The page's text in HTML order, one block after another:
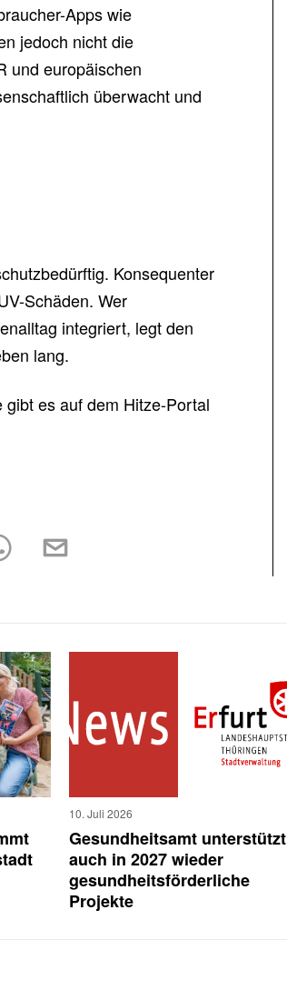
Apps wie
jedoch nicht die
und europäischen
überwacht und
Konsequenter
Schäden. Wer
integriert, legt den
lang.
es auf dem Hitze-Portal
10. Juli 2026
Gesundheitsamt unterstützt
auch in 2027 wieder
gesundheitsförderliche
Projekte